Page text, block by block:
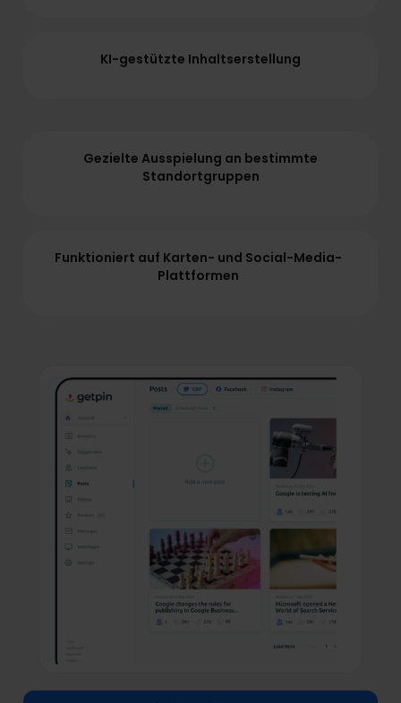
KI-gestützte Inhaltserstellung
Gezielte Ausspielung an bestimmte
Standortgruppen
Funktioniert auf Karten- und Social-Media-
Plattformen